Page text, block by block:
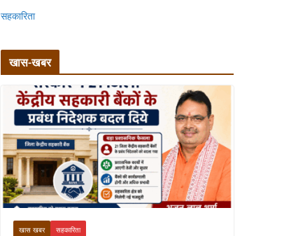
सहकारिता
खास-खबर
खास खबर सहकारिता